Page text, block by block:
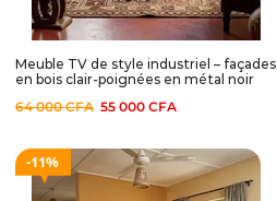
Meuble TV de style industriel – façades
en bois clair-poignées en métal noir
64 000CFA 55 000 CFA
11%